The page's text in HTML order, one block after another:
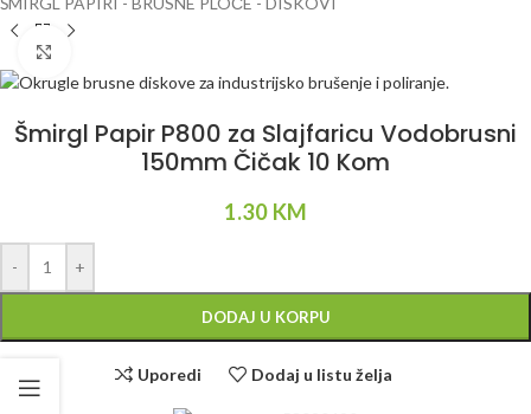
Šmirgl Papir P800 za Slajfaricu Vodobrusni
150mm Čičak 10 Kom
1.30 KM
- +
DODAJ U KORPU
Uporedi Dodaj u listu želja